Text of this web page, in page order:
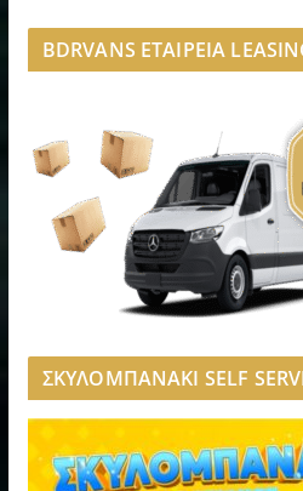
BDRVANS ΕΤΑΙΡΕΙΑ
ΣΚΥΛΟΜΠΑΝΑΚΙ SELF